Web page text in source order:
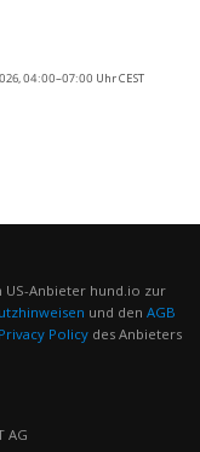
04:00–07:00 Uhr CEST
US-Anbieter hund.io zur
und den AGB
Privacy Policydes Anbieters
AG